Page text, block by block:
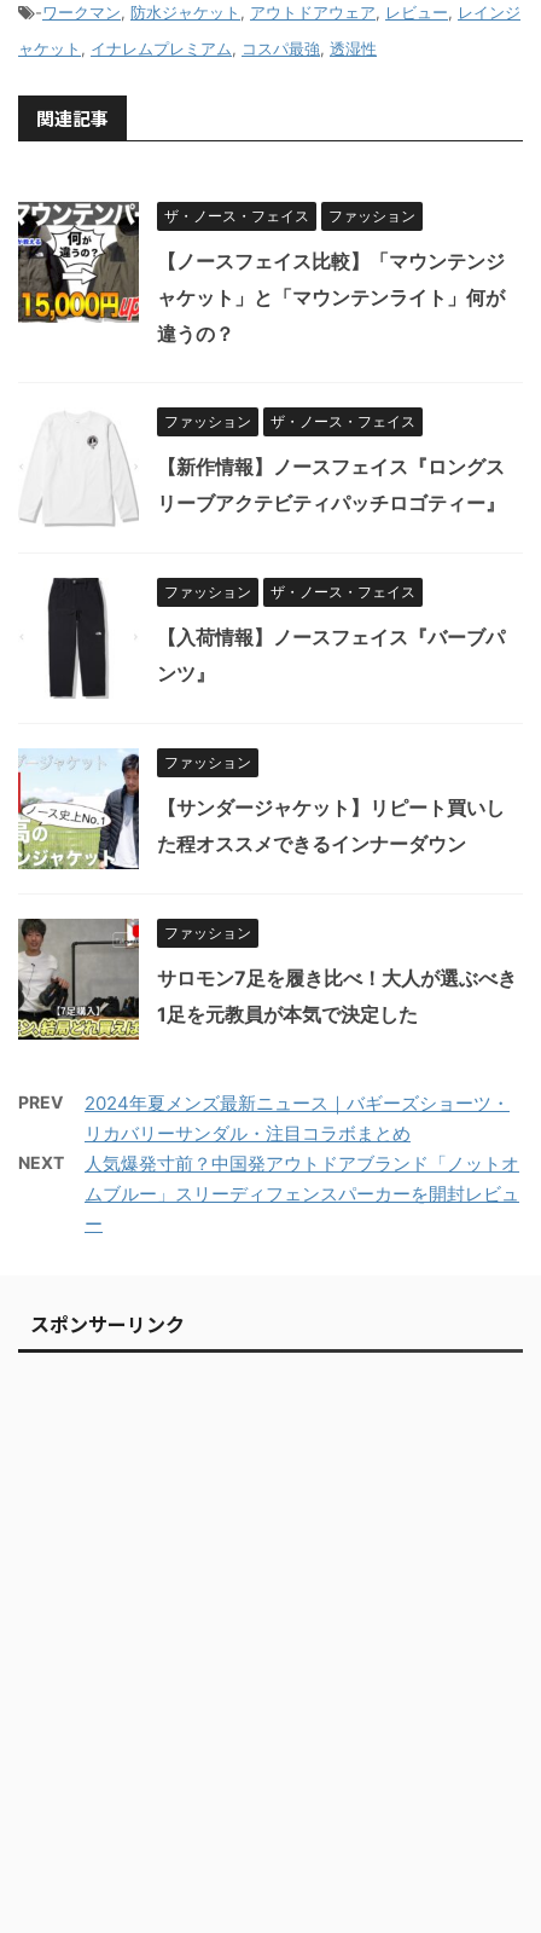
-ワークマン, 防水ジャケット , アウトドアウェア, レビュー, レインジ
ャケット , イナレムプレミアム, コスパ最強, 透湿性
関連記事
ザ・ノース・フェイス ファッション
【ノースフェイス比較】「マウンテンジ
ャケット」と「マウンテンライト」何が
違うの？
ファッション ザ・ノース・フェイス
【新作情報】ノースフェイス『ロングス
リーブアクテビティパッチロゴティー』
ファッション ザ・ノース・フェイス
【入荷情報】ノースフェイス『バーブパ
ンツ』
ファッション
【サンダージャケット】リピート買いし
た程オススメできるインナーダウン
ファッション
サロモン7足を履き比べ！大人が選ぶべき
1足を元教員が本気で決定した
PREV
2024年夏メンズ最新ニュース｜バギーズショーツ・
リカバリーサンダル・注目コラボまとめ
NEXT
人気爆発寸前？中国発アウトドアブランド「ノットオ
ムブルー」スリーディフェンスパーカーを開封レビュ
ー
スポンサーリンク